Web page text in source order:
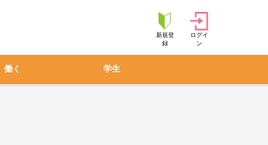
新規登
録
ログイ
ン
働く 学生